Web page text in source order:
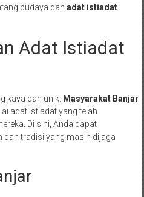
budaya dan adat istiadat
Adat Istiadat
kaya dan unik. Masyarakat Banjar
adat istiadat yang telah
Di sini, Anda dapat
dan tradisi yang masih dijaga